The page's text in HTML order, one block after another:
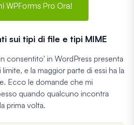
WPForms Pro Ora!
sui tipi di file e tipi MIME
consentito' in WordPress presenta
e la maggior parte di essi ha la
Ecco le domande che mi
quando qualcuno incontra
prima volta.